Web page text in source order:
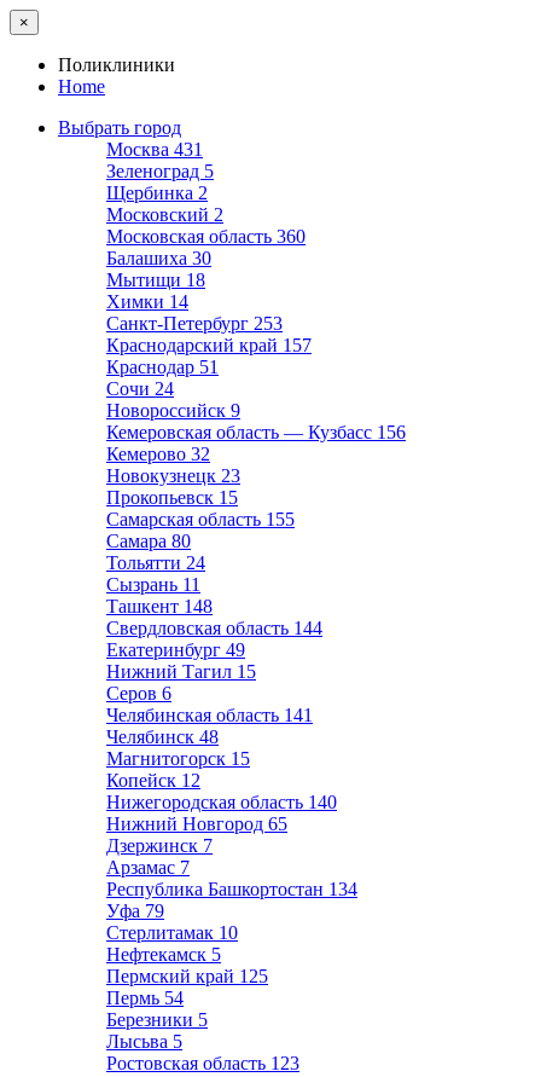
×
Поликлиники
Home
Выбрать город
Москва 431
Зеленоград 5
Щербинка 2
Московский 2
Московская область 360
Балашиха 30
Мытищи 18
Химки 14
Санкт-Петербург 253
Краснодарский край 157
Краснодар 51
Сочи 24
Новороссийск 9
Кемеровская область — Кузбасс 156
Кемерово 32
Новокузнецк 23
Прокопьевск 15
Самарская область 155
Самара 80
Тольятти 24
Сызрань 11
Ташкент 148
Свердловская область 144
Екатеринбург 49
Нижний Тагил 15
Серов 6
Челябинская область 141
Челябинск 48
Магнитогорск 15
Копейск 12
Нижегородская область 140
Нижний Новгород 65
Дзержинск 7
Арзамас 7
Республика Башкортостан 134
Уфа 79
Стерлитамак 10
Нефтекамск 5
Пермский край 125
Пермь 54
Березники 5
Лысьва 5
Ростовская область 123